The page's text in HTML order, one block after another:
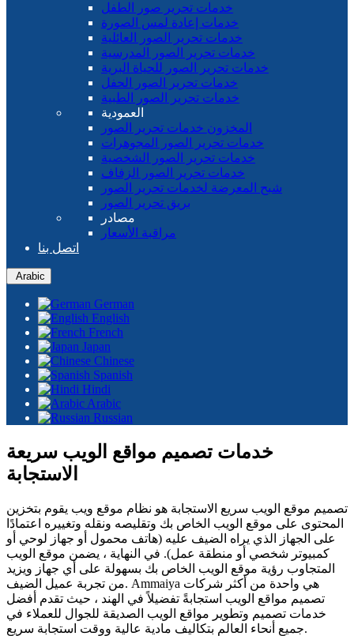
خدمات تحرير صور الطفل
خدمات إعادة لمس الصورة
خدمات تحرير الصور العائلية
خدمات تحرير الصور المدرسية
خدمات تحرير الصور للحياة البرية
خدمات تحرير الصور الحفل
خدمات تحرير الصور الطبية
العمودية
المخزون خدمات تحرير الصور
خدمات تحرير الصور المجوهرات
خدمات تحرير الصور الشخصية
خدمات تحرير الصور الزفاف
شبح المعرضة لخدمات تحرير الصور
بريق تحرير الصور
مصادر
مراقبة الأسعار
اتصل بنا
Arabic
German
English
French
Japan
Chinese
Spanish
Hindi
Arabic
Russian
خدمات تصميم مواقع الويب سريعة
الاستجابة
تصميم موقع الويب سريع الاستجابة هو نظام موقع ويب يقوم بتخزين
المحتوى على موقع الويب الخاص بك وتقليصه ونقله وتغييره اعتمادًا
على الجهاز الذي يراه الضيف عليه (هاتف محمول أو جهاز لوحي أو
كمبيوتر شخصي أو منطقة عمل). في النهاية ، يضمن موقع الويب
المتجاوب رؤية موقع الويب الخاص بك بسهولة على أي جهاز ويزيد
من تجربة عميل الضيف. Ammaiya هي واحدة من أكثر شركات
تصميم مواقع الويب استجابةً تفضيلاً في الهند ، حيث تقدم أفضل
خدمات تصميم وتطوير مواقع الويب الصديقة للجوال للعملاء في
جميع أنحاء العالم بتكاليف مادية عالية ووقت استجابة سريع.